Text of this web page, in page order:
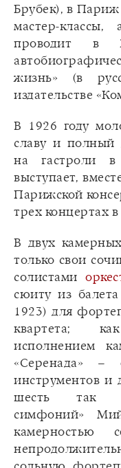
Брубек), в
мастер-
проводит в
жизнь» (в
издательстве
В 1926 году
славу и полный
на гастроли
выступает,
Парижской
трех концертах
В двух
только свои
солистами
сюиту из
1923) для
квартета;
исполнением
«Серенада»
инструментов и
шесть так
симфоний»
камерностью